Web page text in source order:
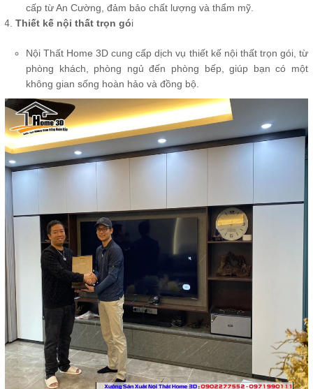
cấp từ An Cường, đảm bảo chất lượng và thẩm mỹ.
Thiết kế nội thất trọn gói
Nội Thất Home 3D cung cấp dịch vụ thiết kế nội thất trọn gói, từ
phòng khách, phòng ngủ đến phòng bếp, giúp bạn có một
không gian sống hoàn hảo và đồng bộ.